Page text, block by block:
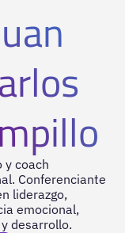
y coach
Conferenciante
liderazgo,
emocional,
desarrollo.